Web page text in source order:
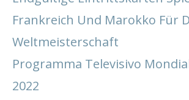
Frankreich Und Marokko Für
Weltmeisterschaft
Programma Televisivo
2022